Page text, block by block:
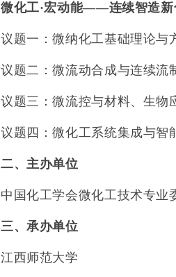
微化工·宏动能——连续智造新
议题一：微纳化工基础理论与
议题二：微流动合成与连续流
议题三：微流控与材料、生物
议题四：微化工系统集成与智
二、主办单位
中国化工学会微化工技术专业
三、承办单位
江西师范大学